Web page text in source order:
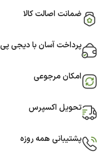
ضمانت اصالت کالا
پرداخت آسان با دیجی پی
امکان مرجوعی
تحویل اکسپرس
پشتیبانی همه روزه